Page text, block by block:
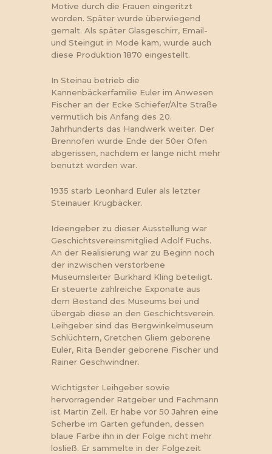
Motive durch die Frauen eingeritzt
worden. Später wurde überwiegend
gemalt. Als später Glasgeschirr, Email-
und Steingut in Mode kam, wurde auch
diese Produktion 1870 eingestellt.
In Steinau betrieb die
Kannenbäckerfamilie Euler im Anwesen
Fischer an der Ecke Schiefer/Alte Straße
vermutlich bis Anfang des 20.
Jahrhunderts das Handwerk weiter. Der
Brennofen wurde Ende der 50er Ofen
abgerissen, nachdem er lange nicht mehr
benutzt worden war.
1935 starb Leonhard Euler als letzter
Steinauer Krugbäcker.
Ideengeber zu dieser Ausstellung war
Geschichtsvereinsmitglied Adolf Fuchs.
An der Realisierung war zu Beginn noch
der inzwischen verstorbene
Museumsleiter Burkhard Kling beteiligt.
Er steuerte zahlreiche Exponate aus
dem Bestand des Museums bei und
übergab diese an den Geschichtsverein.
Leihgeber sind das Bergwinkelmuseum
Schlüchtern, Gretchen Gliem geborene
Euler, Rita Bender geborene Fischer und
Rainer Geschwindner.
Wichtigster Leihgeber sowie
hervorragender Ratgeber und Fachmann
ist Martin Zell. Er habe vor 50 Jahren eine
Scherbe im Garten gefunden, dessen
blaue Farbe ihn in der Folge nicht mehr
losließ. Er sammelte in der Folgezeit